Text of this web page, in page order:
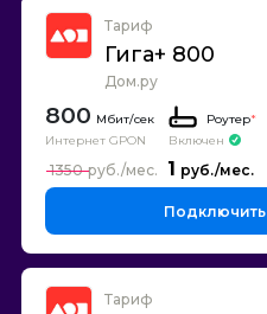
Тариф
Гига+ 800
Дом.ру
800
Интернет GPON
Роутер*
Включен
1
1350
Подключить
Тариф